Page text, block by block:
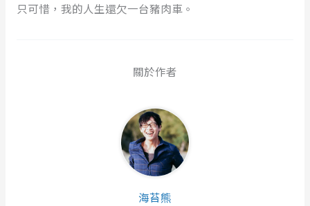
只可惜，我的人生還欠一台豬肉車。
關於作者
海苔熊